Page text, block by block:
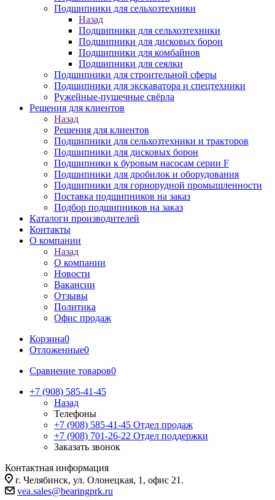
Подшипники для сельхозтехники
Назад
Подшипники для сельхозтехники
Подшипники для дисковых борон
Подшипники для комбайнов
Подшипники для сеялки
Подшипники для строительной сферы
Подшипники для экскаватора и спецтехники
Ружейные-пушечные свёрла
Решения для клиентов
Назад
Решения для клиентов
Подшипники для сельхозтехники и тракторов
Подшипники для дисковых борон
Подшипники к буровым насосам серии F
Подшипники для дробилок и оборудования
Подшипники для горнорудной промышленности
Поставка подшипников на заказ
Подбор подшипников на заказ
Каталоги производителей
Контакты
О компании
Назад
О компании
Новости
Вакансии
Отзывы
Политика
Офис продаж
Корзина0
Отложенные0
Сравнение товаров0
+7 (908) 585-41-45
Назад
Телефоны
+7 (908) 585-41-45 Отдел продаж
+7 (908) 701-26-22 Отдел поддержки
Заказать звонок
Контактная информация
г. Челябинск, ул. Олонецкая, 1, офис 21.
vea.sales@bearingprk.ru